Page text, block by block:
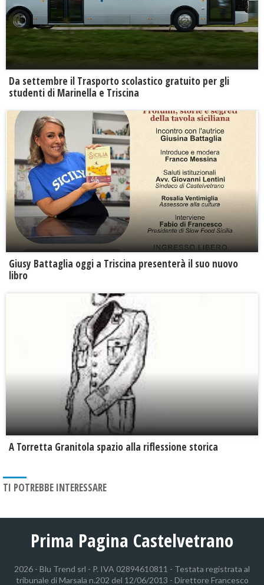
Da settembre il Trasporto scolastico gratuito per gli
studenti di Marinella e Triscina
Giusy Battaglia oggi a Triscina presenterà il suo nuovo
libro
​A Torretta Granitola spazio alla riflessione storica
TI POTREBBE INTERESSARE
Prima Pagina Castelvetrano
2026 - Blu Trend srl - P. IVA 02894610811 - Testata registrata al
tribunale di Marsala n.202 del 12/06/2013 - Direttore Francesco